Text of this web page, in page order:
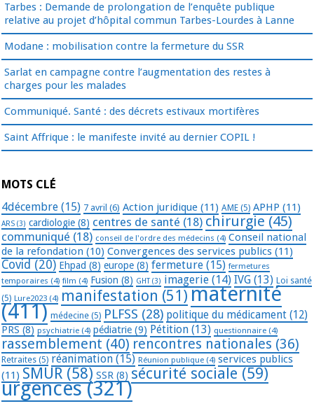
Tarbes : Demande de prolongation de l’enquête publique
relative au projet d’hôpital commun Tarbes-Lourdes à Lanne
Modane : mobilisation contre la fermeture du SSR
Sarlat en campagne contre l’augmentation des restes à
charges pour les malades
Communiqué. Santé : des décrets estivaux mortifères
Saint Affrique : le manifeste invité au dernier COPIL !
MOTS CLÉ
4décembre (15) 7 avril (6) Action juridique (11) AME (5) APHP (11)
ARS (3) cardiologie (8) centres de santé (18) chirurgie (45)
communiqué (18) conseil de l'ordre des médecins (4) Conseil national
de la refondation (10) Convergences des services publics (11)
Covid (20) Ehpad (8) europe (8) fermeture (15) fermetures
temporaires (4) film (4) Fusion (8) GHT(3) imagerie (14) IVG (13) Loi santé
(5) Lure2023 (4) manifestation (51) maternité
(411) médecine (5) PLFSS (28) politique du médicament (12)
PRS (8) psychiatrie (4) pédiatrie (9) Pétition (13) questionnaire (4)
rassemblement (40) rencontres nationales (36)
Retraites (5) réanimation (15) Réunion publique (4) services publics
(11) SMUR (58) SSR (8) sécurité sociale (59)
urgences(321)